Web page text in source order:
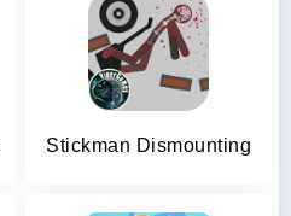
Stickman Dismounting